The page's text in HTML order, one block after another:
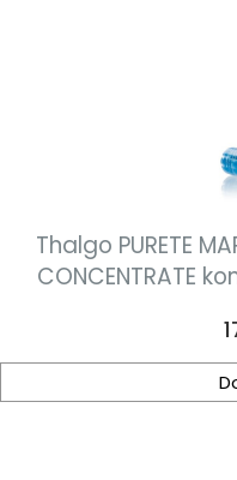
Thalgo PURETE
CONCENTRATE